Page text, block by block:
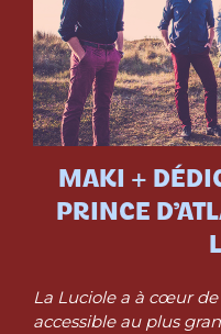
MAKI +
PRINCE
La Luciole a à cœur
accessible au plus